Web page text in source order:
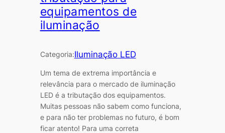
equipamentos de
iluminação
Categoria:Iluminação LED
Um tema de extrema importância e
relevância para o mercado de iluminação
LED é a tributação dos equipamentos.
Muitas pessoas não sabem como funciona,
e para não ter problemas no futuro, é bom
ficar atento! Para uma correta